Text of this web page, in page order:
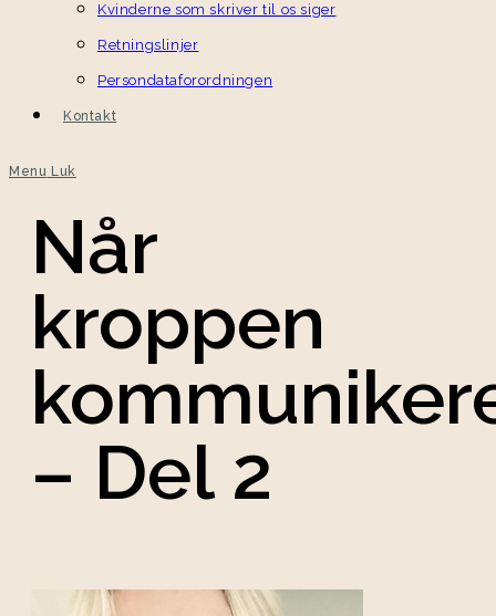
Kvinderne som skriver til os siger
Retningslinjer
Persondataforordningen
Kontakt
Menu Luk
Når
kroppen
– Del 2